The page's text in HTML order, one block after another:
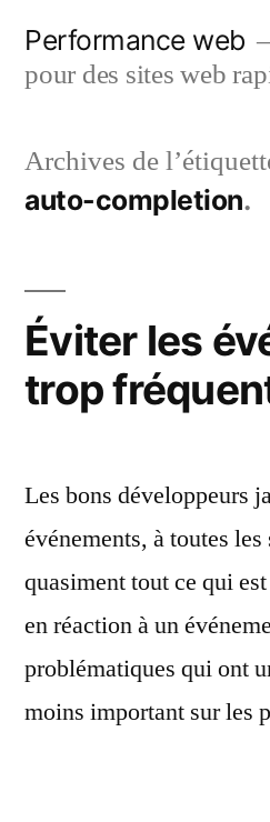
Performance web
pour des sites web
Archives de
auto-completion
Éviter les
trop
Les bons développeurs
événements, à toutes
quasiment tout ce qui
en réaction à un
problématiques qui ont
moins important sur les